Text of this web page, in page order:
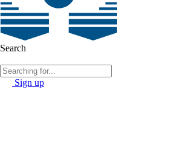
Search
Sign up